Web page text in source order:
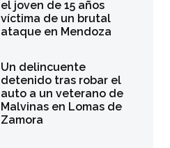
el joven de 15 años
víctima de un brutal
ataque en Mendoza
Un delincuente
detenido tras robar el
auto a un veterano de
Malvinas en Lomas de
Zamora